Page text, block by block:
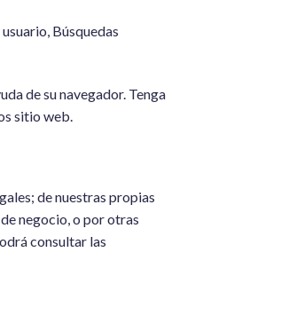
Búsquedas
de su navegador. Tenga
sitio web.
de nuestras propias
negocio, o por otras
consultar las